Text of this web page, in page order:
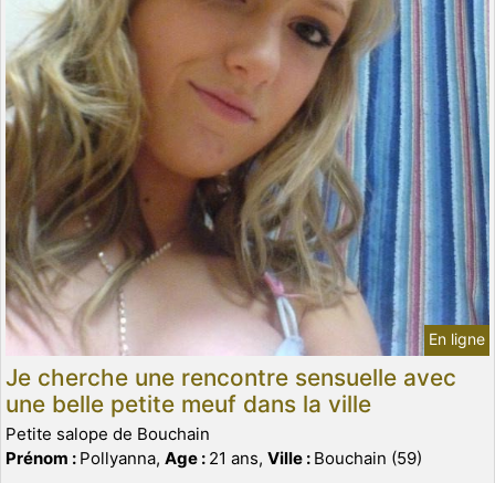
En ligne
Je cherche une rencontre sensuelle avec
une belle petite meuf dans la ville
Petite salope de Bouchain
Prénom : Pollyanna, Age : 21 ans, Ville : Bouchain (59)